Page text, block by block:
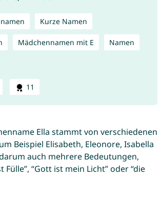
Kurze Namen
Mädchennamen mit E Namen
11
Ella stammt von verschiedenen
Beispiel Elisabeth, Eleonore, Isabella
auch mehrere Bedeutungen,
“Gott ist mein Licht” oder “die